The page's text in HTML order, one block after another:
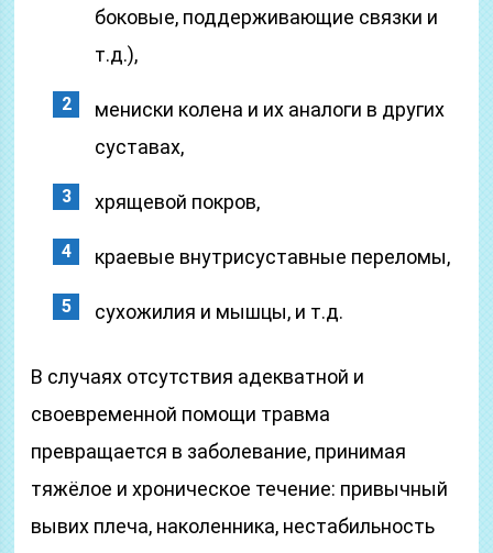
боковые, поддерживающие связки и
т.д.),
мениски колена и их аналоги в других
суставах,
хрящевой покров,
краевые внутрисуставные переломы,
сухожилия и мышцы, и т.д.
В случаях отсутствия адекватной и
своевременной помощи травма
превращается в заболевание, принимая
тяжёлое и хроническое течение: привычный
вывих плеча, наколенника, нестабильность